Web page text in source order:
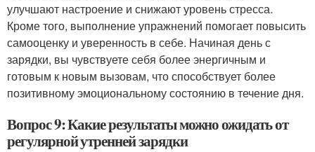
улучшают настроение и снижают уровень стресса.
Кроме того, выполнение упражнений помогает повысить
самооценку и уверенность в себе. Начиная день с
зарядки, вы чувствуете себя более энергичным и
готовым к новым вызовам, что способствует более
позитивному эмоциональному состоянию в течение дня.
Вопрос 9: Какие результаты можно ожидать от
регулярной утренней зарядки